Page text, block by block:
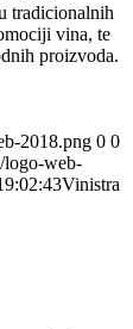
tradicionalnih
vina, te
proizvoda.
2018.png 0 0
logo-web-
Vinistra